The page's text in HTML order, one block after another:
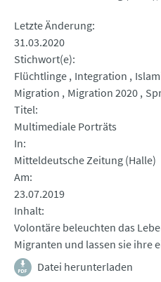
Letzte Änderung
31.03.2020
Stichwort(e)
Flüchtlinge Integration
Migration
Migration 2020
Titel
Multimediale Porträts
In
Mitteldeutsche Zeitung (Halle)
Am
23.07.2019
Inhalt
Volontäre beleuchten das
Migranten und lassen sie ihre
Datei herunterladen